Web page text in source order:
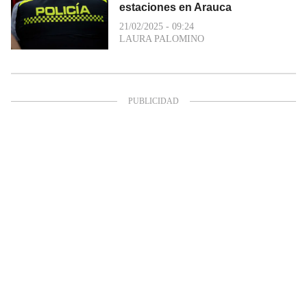
estaciones en Arauca
21/02/2025 - 09:24
LAURA PALOMINO